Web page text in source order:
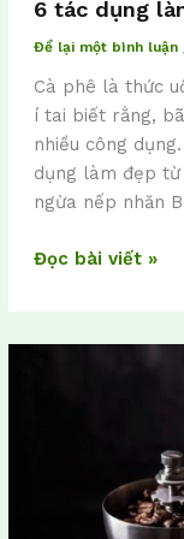
6 tác dụng
Để lại một bình luận
Cà phê là thức
í tai biết rằng,
nhiều công
dụng làm đẹp từ
ngừa nếp nhăn
Đọc bài viết »